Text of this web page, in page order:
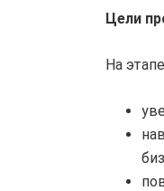
Цели
На